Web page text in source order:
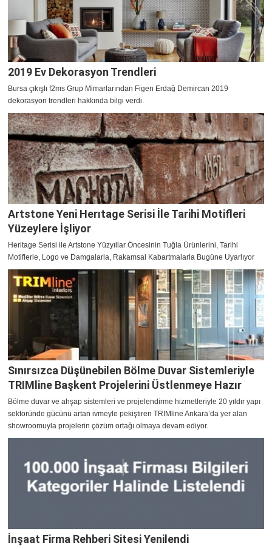
2019 Ev Dekorasyon Trendleri
Bursa çıkışlı f2ms Grup Mimarlarından Figen Erdağ Demircan 2019
dekorasyon trendleri hakkında bilgi verdi.
Artstone Yeni Herıtage Serisi İle Tarihi Motifleri
Yüzeylere İşliyor
Heritage Serisi ile Artstone Yüzyıllar Öncesinin Tuğla Ürünlerini, Tarihi
Motiflerle, Logo ve Damgalarla, Rakamsal Kabartmalarla Bugüne Uyarlıyor
Sınırsızca Düşünebilen Bölme Duvar Sistemleriyle
TRIMline Başkent Projelerini Üstlenmeye Hazır
Bölme duvar ve ahşap sistemleri ve projelendirme hizmetleriyle 20 yıldır yapı
sektöründe gücünü artan ivmeyle pekiştiren TRIMline Ankara’da yer alan
showroomuyla projelerin çözüm ortağı olmaya devam ediyor.
İnşaat Firma Rehberi Sitesi Yenilendi